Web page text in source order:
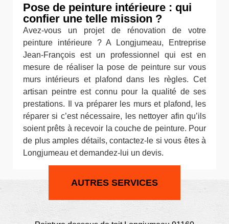
Pose de peinture intérieure : qui
confier une telle mission ?
Avez-vous un projet de rénovation de votre
peinture intérieure ? A Longjumeau, Entreprise
Jean-François est un professionnel qui est en
mesure de réaliser la pose de peinture sur vous
murs intérieurs et plafond dans les règles. Cet
artisan peintre est connu pour la qualité de ses
prestations. Il va préparer les murs et plafond, les
réparer si c’est nécessaire, les nettoyer afin qu’ils
soient prêts à recevoir la couche de peinture. Pour
de plus amples détails, contactez-le si vous êtes à
Longjumeau et demandez-lui un devis.
AUTRES SERVICES